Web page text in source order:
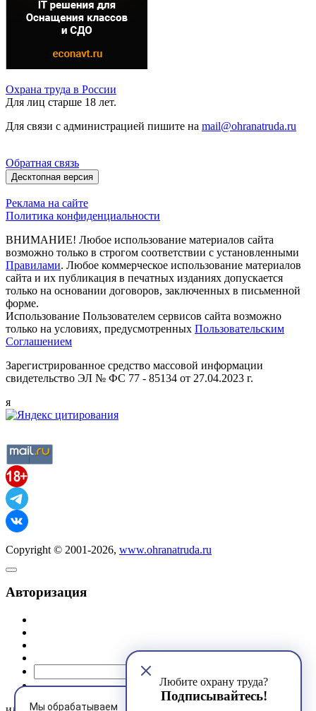
Мы обрабатываем
Любите охрану труда?
Подписывайтесь!
Охрана труда в России
Для лиц старше 18 лет.
Для связи с администрацией пишите на mail@ohranatruda.ru
Обратная связь
Десктопная версия
Реклама на сайте
Политика конфиденциальности
ВНИМАНИЕ! Любое использование материалов сайта
возможно только в строгом соответствии с установленными
Правилами. Любое коммерческое использование материалов
сайта и их публикация в печатных изданиях допускается
только на основании договоров, заключенных в письменной
форме.
Использование Пользователем сервисов сайта возможно
только на условиях, предусмотренных Пользовательским
Соглашением
Зарегистрированное средство массовой информации
свидетельство ЭЛ № ФС 77 - 85134 от 27.04.2023 г.
я
Copyright © 2001-2026, www.ohranatruda.ru
Авторизация